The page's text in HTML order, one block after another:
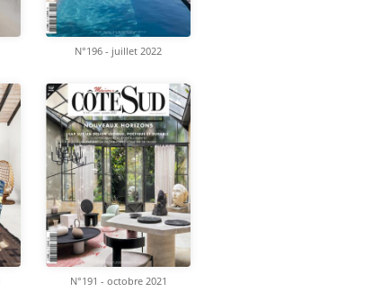
N°196 - juillet 2022
N°191 - octobre 2021